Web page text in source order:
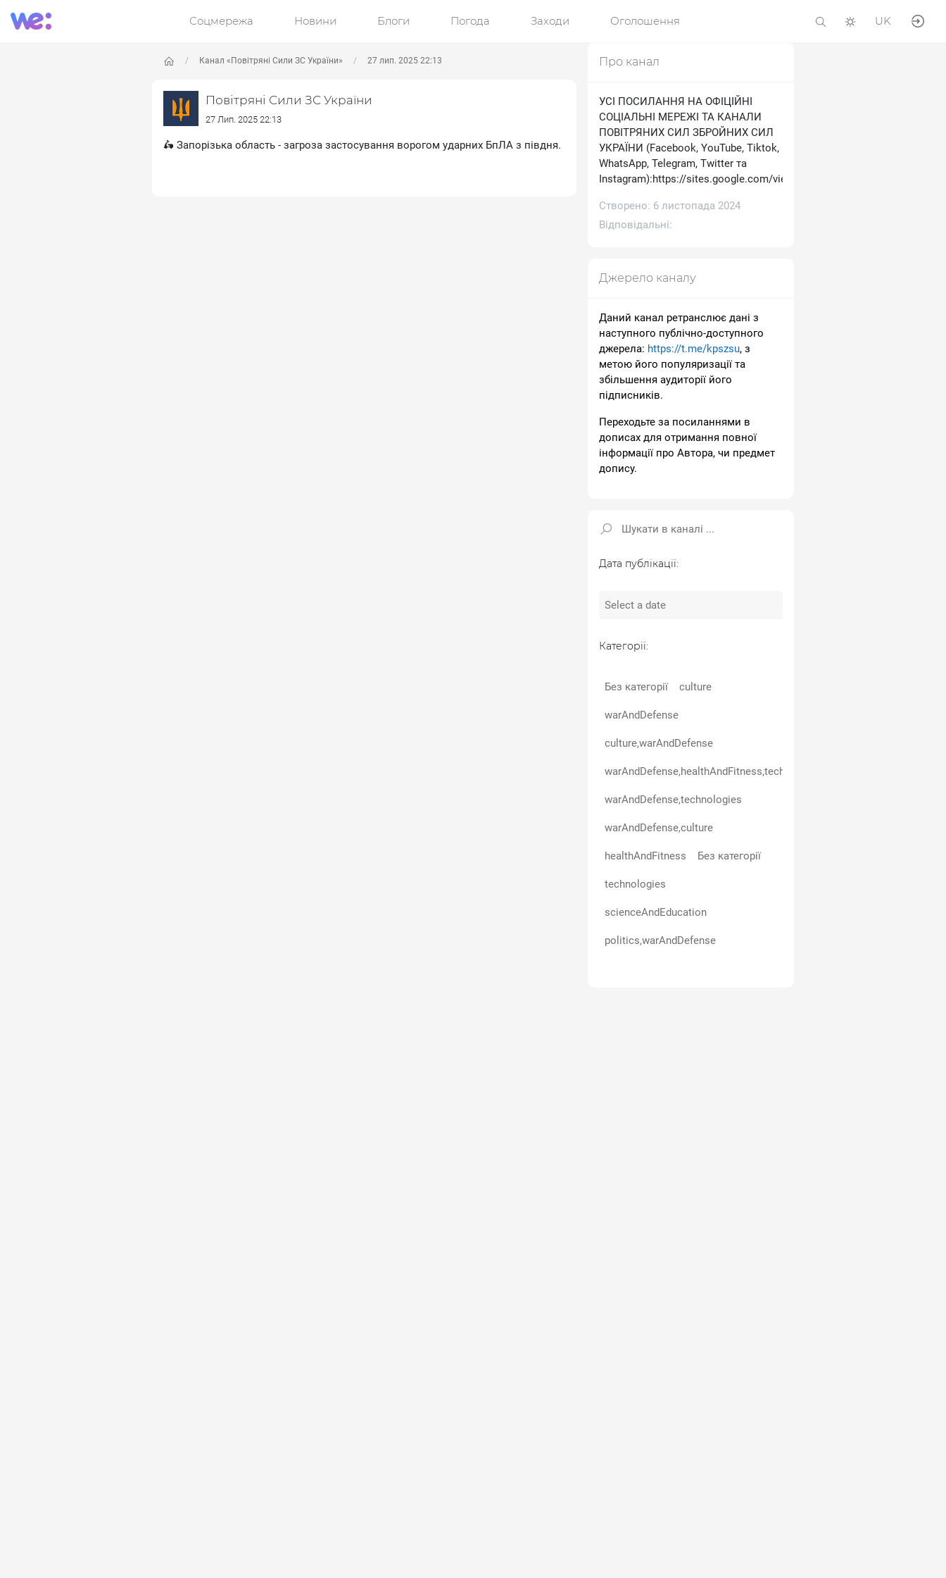
Соцмережа Новини Блоги Погода Заходи Оголошення UK
Канал «Повітряні Сили ЗС України» 27 лип. 2025 22:13
Повітряні Сили ЗС України
27 Лип. 2025 22:13
🛵 Запорізька область - загроза застосування ворогом ударних БпЛА з півдня.
Про канал
УСІ ПОСИЛАННЯ НА ОФІЦІЙНІ
СОЦІАЛЬНІ МЕРЕЖІ ТА КАНАЛИ
ПОВІТРЯНИХ СИЛ ЗБРОЙНИХ СИЛ
УКРАЇНИ (Facebook, YouTube, Tiktok,
WhatsApp, Telegram, Тwitter та
Іnstagram):https://sites.google.com/view/ukrainianairforce
Створено: 6 листопада 2024
Відповідальні:
Джерело каналу
Даний канал ретранслює дані з
наступного публічно-доступного
джерела: https://t.me/kpszsu, з
метою його популяризації та
збільшення аудиторії його
підписників.
Переходьте за посиланнями в
дописах для отримання повної
інформації про Автора, чи предмет
допису.
Дата публікації:
Категорії:
Без категорії culture
warAndDefense
culture,warAndDefense
warAndDefense,healthAndFitness,technologies
warAndDefense,technologies
warAndDefense,culture
healthAndFitness Без категорії
technologies
scienceAndEducation
politics,warAndDefense